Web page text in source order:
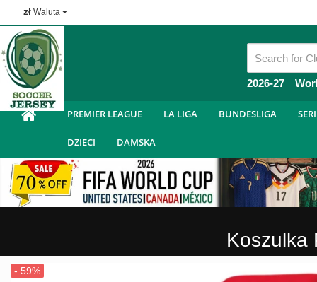
zł Waluta
Tanie Koszulka Piłkarska
2026-27
PREMIER LEAGUE LA LIGA BUNDESLIGA
DZIECI DAMSKA
Koszulka